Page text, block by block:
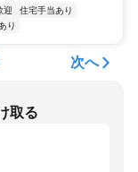
迎
住宅手当あり
り
次へ
取る